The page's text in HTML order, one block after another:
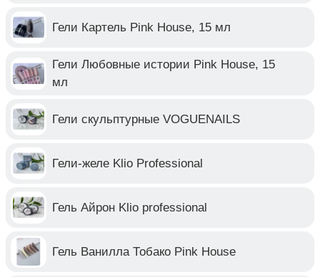
Гели Картель Pink House, 15 мл
Гели Любовные истории Pink House, 15
мл
Гели скульптурные VOGUENAILS
Гели-желе Klio Professional
Гель Айрон Klio professional
Гель Ванилла Тобако Pink House